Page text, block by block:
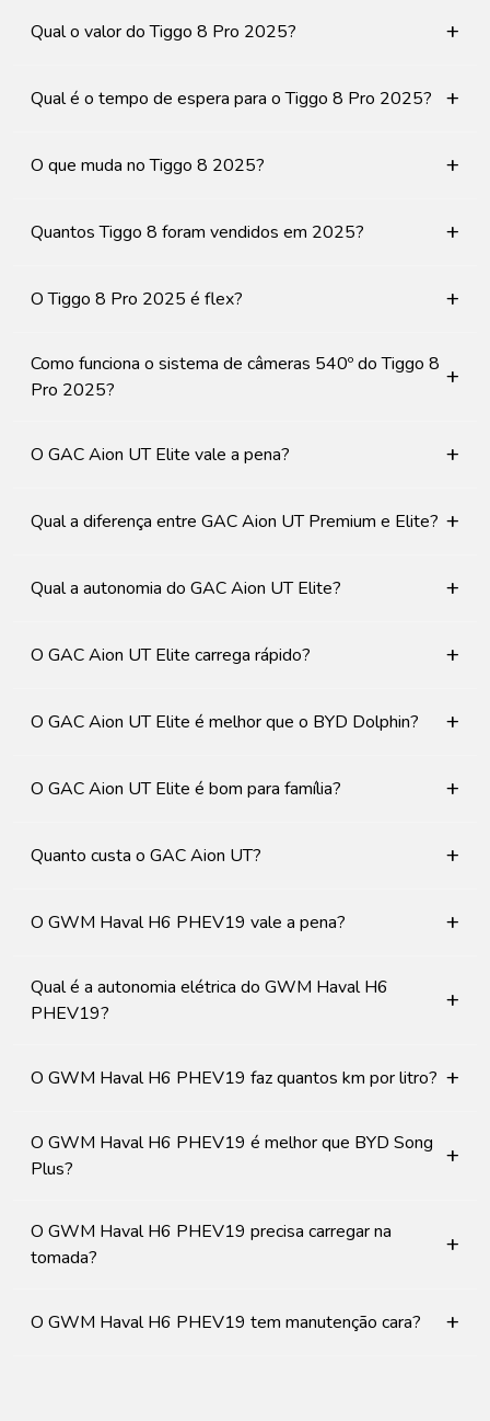
Qual o valor do Tiggo 8 Pro 2025? +
Qual é o tempo de espera para o Tiggo 8 Pro 2025? +
O que muda no Tiggo 8 2025? +
Quantos Tiggo 8 foram vendidos em 2025? +
O Tiggo 8 Pro 2025 é flex? +
Como funciona o sistema de câmeras 540º do Tiggo 8
Pro 2025?
+
O GAC Aion UT Elite vale a pena? +
Qual a diferença entre GAC Aion UT Premium e Elite? +
Qual a autonomia do GAC Aion UT Elite? +
O GAC Aion UT Elite carrega rápido? +
O GAC Aion UT Elite é melhor que o BYD Dolphin? +
O GAC Aion UT Elite é bom para família? +
Quanto custa o GAC Aion UT? +
O GWM Haval H6 PHEV19 vale a pena? +
Qual é a autonomia elétrica do GWM Haval H6
PHEV19?
+
O GWM Haval H6 PHEV19 faz quantos km por litro? +
O GWM Haval H6 PHEV19 é melhor que BYD Song
Plus?
+
O GWM Haval H6 PHEV19 precisa carregar na
tomada?
+
O GWM Haval H6 PHEV19 tem manutenção cara? +